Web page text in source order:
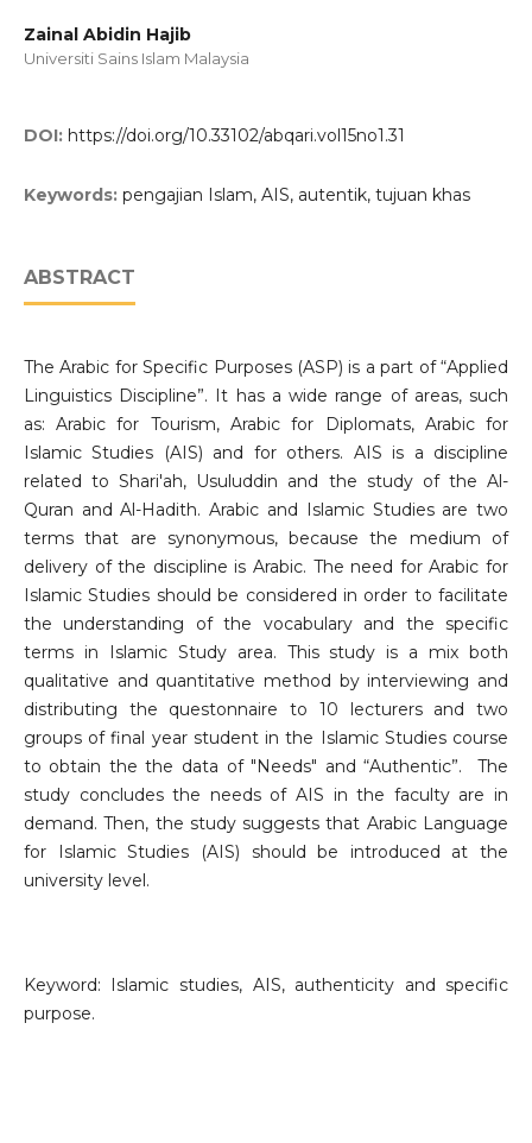
Zainal Abidin Hajib
Universiti Sains Islam Malaysia
DOI: https://doi.org/10.33102/abqari.vol15no1.31
Keywords: pengajian Islam, AIS, autentik, tujuan khas
ABSTRACT
The Arabic for Specific Purposes (ASP) is a part of “Applied
Linguistics Discipline”. It has a wide range of areas, such
as: Arabic for Tourism, Arabic for Diplomats, Arabic for
Islamic Studies (AIS) and for others. AIS is a discipline
related to Shari'ah, Usuluddin and the study of the Al-
Quran and Al-Hadith. Arabic and Islamic Studies are two
terms that are synonymous, because the medium of
delivery of the discipline is Arabic. The need for Arabic for
Islamic Studies should be considered in order to facilitate
the understanding of the vocabulary and the specific
terms in Islamic Study area. This study is a mix both
qualitative and quantitative method by interviewing and
distributing the questonnaire to 10 lecturers and two
groups of final year student in the Islamic Studies course
to obtain the the data of "Needs" and “Authentic”. The
study concludes the needs of AIS in the faculty are in
demand. Then, the study suggests that Arabic Language
for Islamic Studies (AIS) should be introduced at the
university level.
Keyword: Islamic studies, AIS, authenticity and specific
purpose.